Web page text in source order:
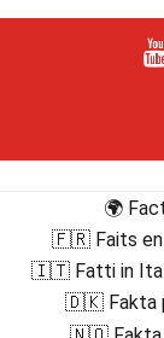
🌍
🇫🇷 Faits en
🇮🇹 Fatti in
🇩🇰 Fakta